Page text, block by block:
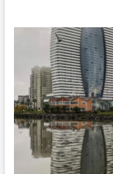
отложили
после
заявления
о
возвращении
в
политику